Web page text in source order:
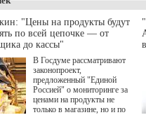
и НМГ) по мотивам
одноименного романа
Сергея Лукьяненко. Главные
роли в проекте исполнили
Артем Кошман, Полина
Гухман, Вероника
Устимова, Олег Савостюк,
Святослав Рогожан, Кузьма
Котрелёв, Никита
Кологривый, Елисей
Чучилин, Александра
"Цены на продукты будут
по всей цепочке — от
до кассы"
В Госдуме рассматривают
законопроект,
предложенный "Единой
Россией" о мониторинге за
ценами на продукты не
только в магазине, но и по